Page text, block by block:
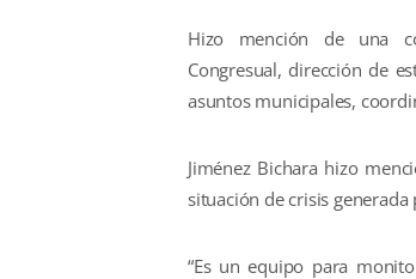
Hizo mención de una
Congresual, dirección de
asuntos municipales,
Jiménez Bichara hizo
situación de crisis
“Es un equipo para